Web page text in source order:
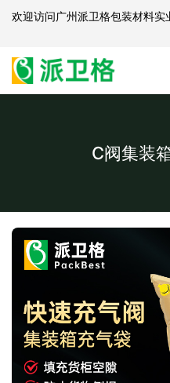
C阀集装
欢迎访问广州派卫格包装材料实